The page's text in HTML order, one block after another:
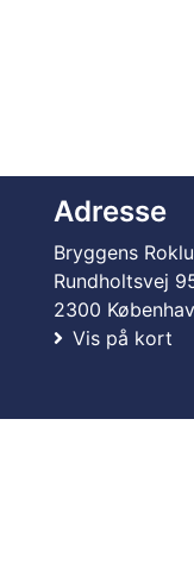
Adresse
Bryggens
Rundholtsvej
2300
Vis på kort